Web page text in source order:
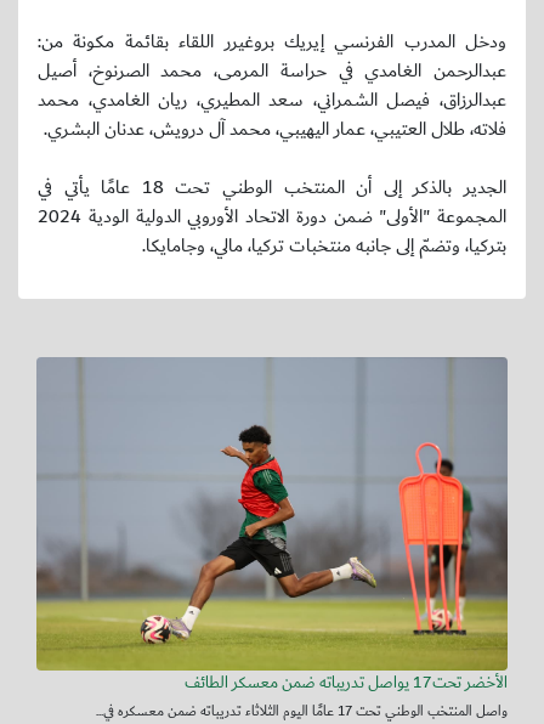
ودخل المدرب الفرنسي إيريك بروغيرر اللقاء بقائمة مكونة من:
عبدالرحمن الغامدي في حراسة المرمى، محمد الصرنوخ، أصيل
عبدالرزاق، فيصل الشمراني، سعد المطيري، ريان الغامدي، محمد
فلاته، طلال العتيبي، عمار اليهيبي، محمد آل درويش، عدنان البشري.
الجدير بالذكر إلى أن المنتخب الوطني تحت 18 عامًا يأتي في
المجموعة "الأولى" ضمن دورة الاتحاد الأوروبي الدولية الودية 2024
بتركيا، وتضمّ إلى جانبه منتخبات تركيا، مالي، وجامايكا.
الأخضر تحت17 يواصل تدريباته ضمن معسكر الطائف
واصل المنتخب الوطني تحت 17 عامًا اليوم الثلاثاء تدريباته ضمن معسكره في...